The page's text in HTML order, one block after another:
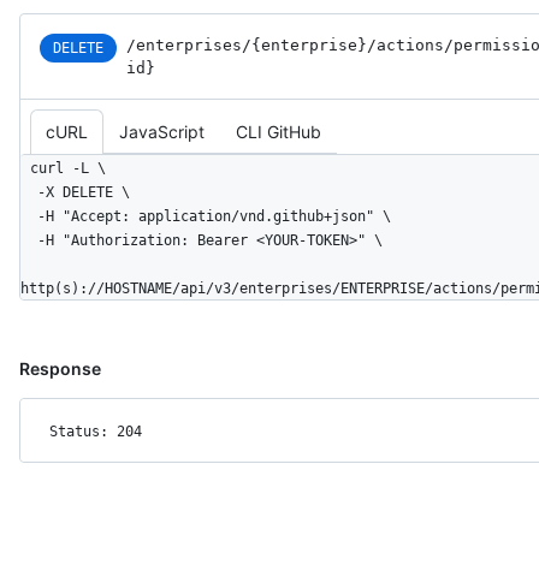
DELETE /enterprises/{enterprise}/actions/
id}
cURL JavaScript CLI GitHub
curl -L \
http(s)://HOSTNAME/api/v3/enterprises/ENTERPRISE/actions/
Response
Status: 204